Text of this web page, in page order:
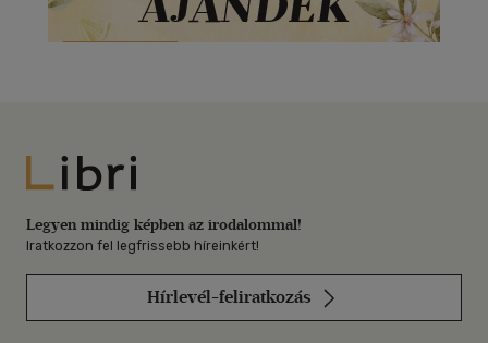
Libri
Legyen mindig képben az irodalommal!
Iratkozzon fel legfrissebb híreinkért!
Hírlevél-feliratkozás